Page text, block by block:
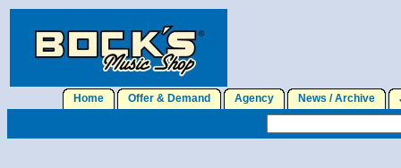
Home Offer & Demand Agency News / Archive